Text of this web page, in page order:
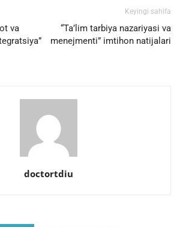
va
Keyingi sahifa
“Ta’lim tarbiya nazariyasi va
menejmenti” imtihon natijalari
doctortdiu